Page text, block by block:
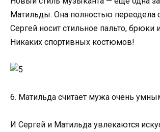
Матильды. Она полностью переодела
Сергей носит стильное пальто, брюки
Никаких спортивных костюмов!
6. Матильда считает мужа очень
И Сергей и Матильда увлекаются